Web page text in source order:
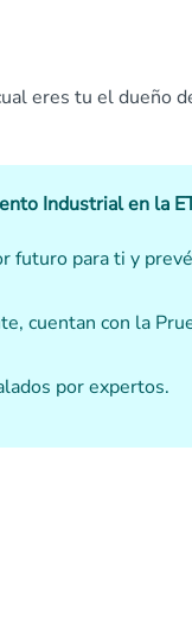
eres tu el dueño
Industrial en la
futuro para ti y
cuentan con la
por expertos.